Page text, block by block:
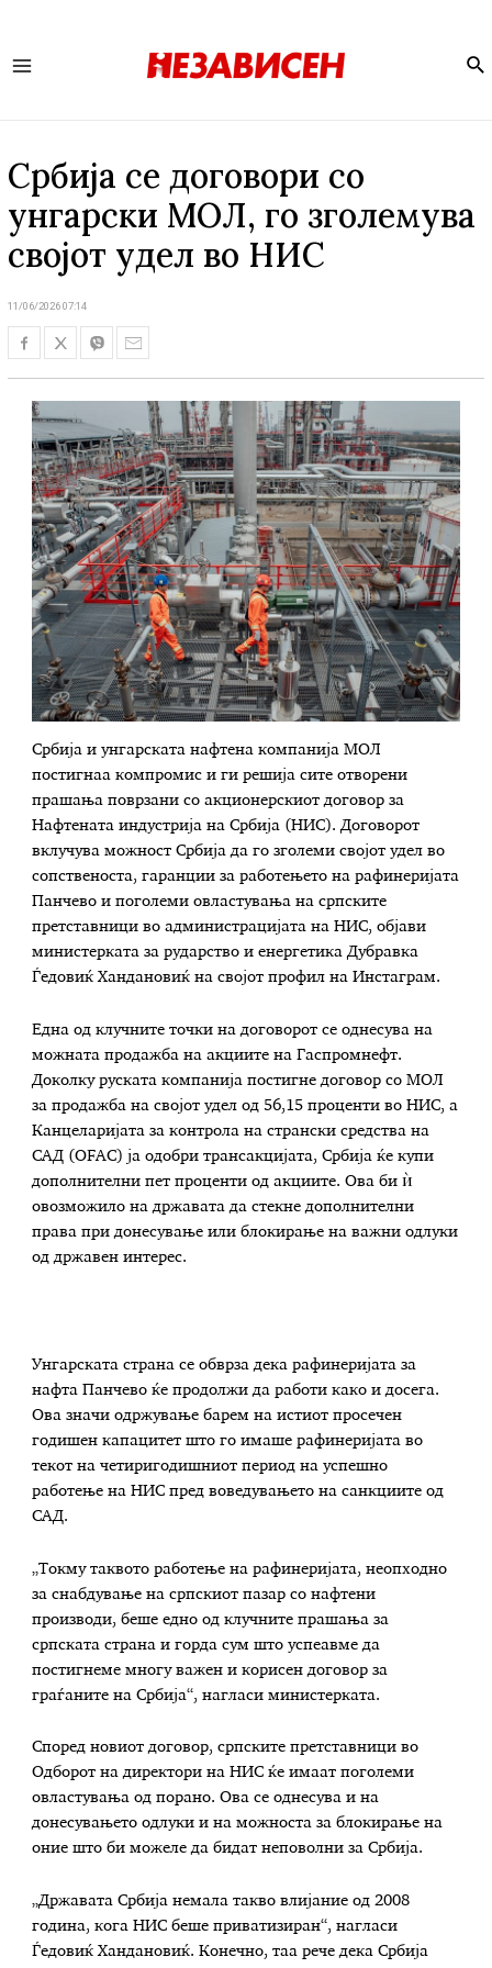
Србија се договори со
унгарски МОЛ, го зголемува
својот удел во НИС
11/06/2026 07:14
Србија и унгарската нафтена компанија МОЛ
постигнаа компромис и ги решија сите отворени
прашања поврзани со акционерскиот договор за
Нафтената индустрија на Србија (НИС). Договорот
вклучува можност Србија да го зголеми својот удел во
сопственоста, гаранции за работењето на рафинеријата
Панчево и поголеми овластувања на српските
претставници во администрацијата на НИС, објави
министерката за рударство и енергетика Дубравка
Ѓедовиќ Хандановиќ на својот профил на Инстаграм.
Една од клучните точки на договорот се однесува на
можната продажба на акциите на Гаспромнефт.
Доколку руската компанија постигне договор со МОЛ
за продажба на својот удел од 56,15 проценти во НИС, а
Канцеларијата за контрола на странски средства на
САД (OFAC) ја одобри трансакцијата, Србија ќе купи
дополнителни пет проценти од акциите. Ова би ѝ
овозможило на државата да стекне дополнителни
права при донесување или блокирање на важни одлуки
од државен интерес.
Унгарската страна се обврза дека рафинеријата за
нафта Панчево ќе продолжи да работи како и досега.
Ова значи одржување барем на истиот просечен
годишен капацитет што го имаше рафинеријата во
текот на четиригодишниот период на успешно
работење на НИС пред воведувањето на санкциите од
САД.
„Токму таквото работење на рафинеријата, неопходно
за снабдување на српскиот пазар со нафтени
производи, беше едно од клучните прашања за
српската страна и горда сум што успеавме да
постигнеме многу важен и корисен договор за
граѓаните на Србија“, нагласи министерката.
Според новиот договор, српските претставници во
Одборот на директори на НИС ќе имаат поголеми
овластувања од порано. Ова се однесува и на
донесувањето одлуки и на можноста за блокирање на
оние што би можеле да бидат неповолни за Србија.
„Државата Србија немала такво влијание од 2008
година, кога НИС беше приватизиран“, нагласи
Ѓедовиќ Хандановиќ. Конечно, таа рече дека Србија